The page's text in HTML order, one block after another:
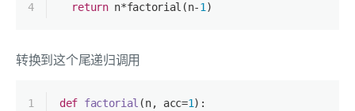
4
return n*factorial(n-1 )
转换到这个尾递归调用
1
def factorial (n, acc=1):